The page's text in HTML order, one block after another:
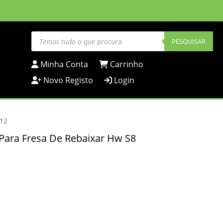
Products
search PESQUISAR
Minha Conta
Carrinho
Novo Registo
Login
Fresa De Rebaixar Hw S8